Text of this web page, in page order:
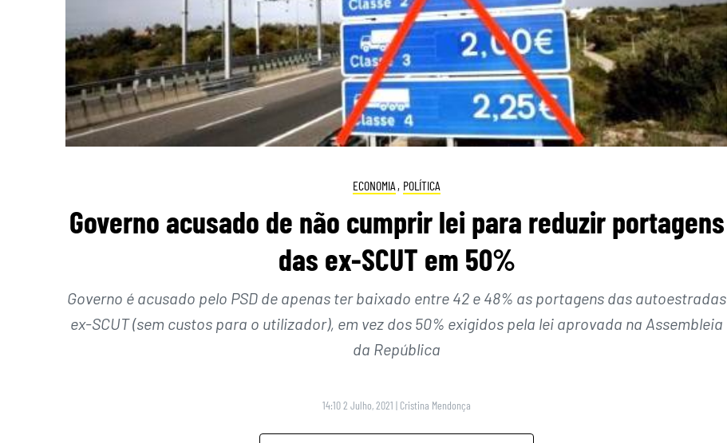
ECONOMIA , POLÍTICA
Governo acusado de não cumprir lei para reduzir portagens
das ex-SCUT em 50%
Governo é acusado pelo PSD de apenas ter baixado entre 42 e 48% as portagens das autoestradas
ex-SCUT (sem custos para o utilizador), em vez dos 50% exigidos pela lei aprovada na Assembleia
da República
14:10 2 Julho, 2021 | Cristina Mendonça